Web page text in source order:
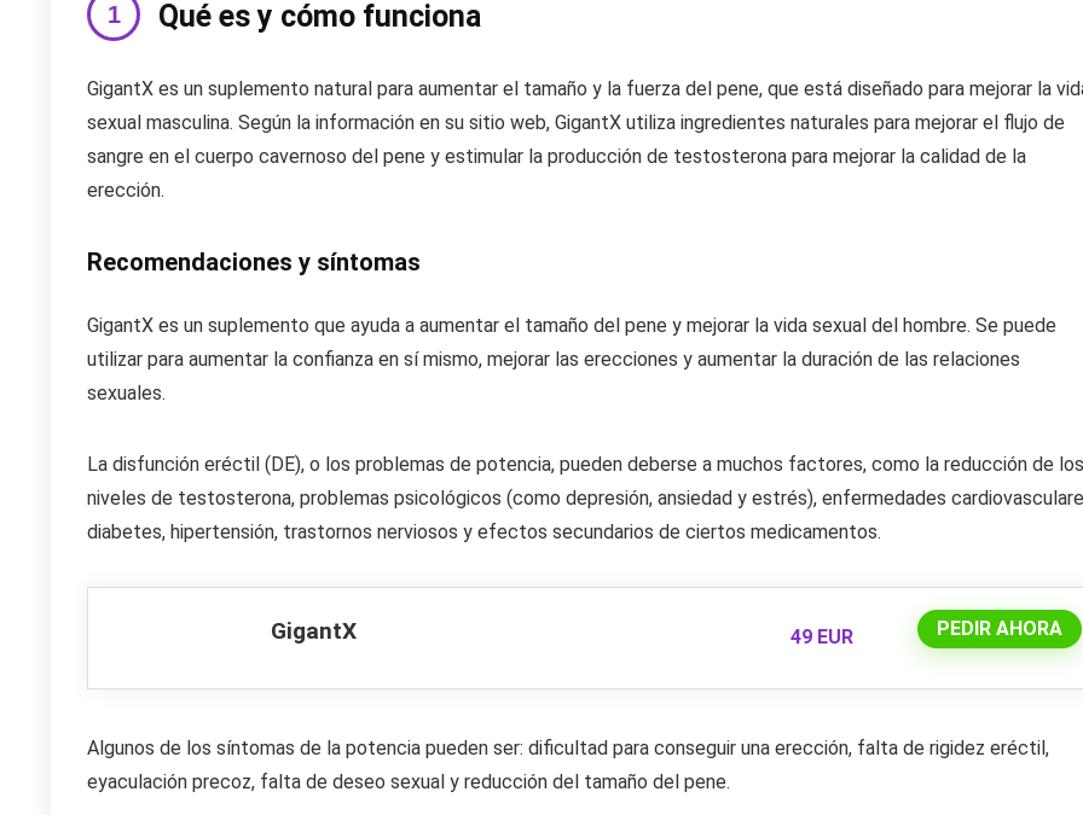
Qué es y cómo funciona
GigantX es un suplemento natural para aumentar el tamaño y la fuerza del pene, que está diseñado para mejorar la
sexual masculina. Según la información en su sitio web, GigantX utiliza ingredientes naturales para mejorar el flujo de
sangre en el cuerpo cavernoso del pene y estimular la producción de testosterona para mejorar la calidad de la
erección.
Recomendaciones y síntomas
GigantX es un suplemento que ayuda a aumentar el tamaño del pene y mejorar la vida sexual del hombre. Se puede
utilizar para aumentar la confianza en sí mismo, mejorar las erecciones y aumentar la duración de las relaciones
sexuales.
La disfunción eréctil (DE), o los problemas de potencia, pueden deberse a muchos factores, como la reducción de los
niveles de testosterona, problemas psicológicos (como depresión, ansiedad y estrés), enfermedades
diabetes, hipertensión, trastornos nerviosos y efectos secundarios de ciertos medicamentos.
GigantX 49 EUR PEDIR AHORA
Algunos de los síntomas de la potencia pueden ser: dificultad para conseguir una erección, falta de rigidez eréctil,
eyaculación precoz, falta de deseo sexual y reducción del tamaño del pene.